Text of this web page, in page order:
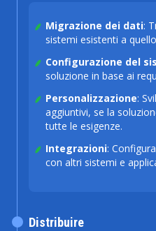
Migrazione dei dati:
sistemi esistenti a
Configurazione del
soluzione in base ai
Personalizzazione:
aggiuntivi, se la
tutte le esigenze.
Integrazioni:
con altri sistemi e
Distribuire